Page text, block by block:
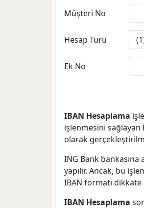
Müşteri No
Hesap Türü
Ek No
IBAN Hesaplama
işlenmesini sağlayan
olarak
ING Bank
yapılır. Ancak, bu
IBAN formatı dikkate
IBAN Hesaplama